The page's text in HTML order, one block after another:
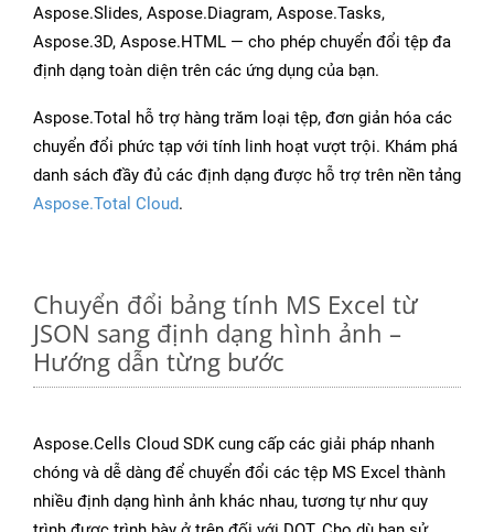
Aspose.Slides, Aspose.Diagram, Aspose.Tasks,
Aspose.3D, Aspose.HTML — cho phép chuyển đổi tệp đa
định dạng toàn diện trên các ứng dụng của bạn.
Aspose.Total hỗ trợ hàng trăm loại tệp, đơn giản hóa các
chuyển đổi phức tạp với tính linh hoạt vượt trội. Khám phá
danh sách đầy đủ các định dạng được hỗ trợ trên nền tảng
Aspose.Total Cloud.
Chuyển đổi bảng tính MS Excel từ
JSON sang định dạng hình ảnh –
Hướng dẫn từng bước
Aspose.Cells Cloud SDK cung cấp các giải pháp nhanh
chóng và dễ dàng để chuyển đổi các tệp MS Excel thành
nhiều định dạng hình ảnh khác nhau, tương tự như quy